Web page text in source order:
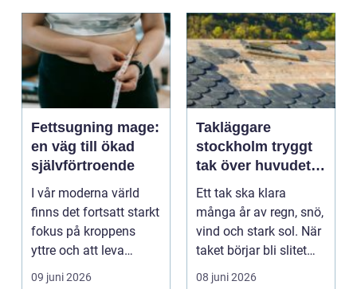
Fettsugning mage:
en väg till ökad
självförtroende
I vår moderna värld
finns det fortsatt starkt
fokus på kroppens
yttre och att leva
hälsosamt. Fettsu...
09 juni 2026
Takläggare
stockholm tryggt
tak över huvudet i
alla väder
Ett tak ska klara
många år av regn, snö,
vind och stark sol. När
taket börjar bli slitet
handlar frå...
08 juni 2026